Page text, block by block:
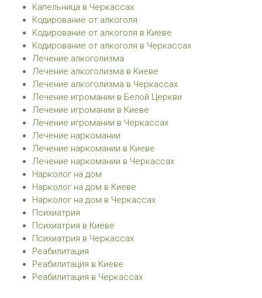
Капельница в Черкассах
Кодирование от алкоголя
Кодирование от алкоголя в Киеве
Кодирование от алкоголя в Черкассах
Лечение алкоголизма
Лечение алкоголизма в Киеве
Лечение алкоголизма в Черкассах
Лечение игромании в Белой Церкви
Лечение игромании в Киеве
Лечение игромании в Черкассах
Лечение наркомании
Лечение наркомании в Киеве
Лечение наркомании в Черкассах
Нарколог на дом
Нарколог на дом в Киеве
Нарколог на дом в Черкассах
Психиатрия
Психиатрия в Киеве
Психиатрия в Черкассах
Реабилитация
Реабилитация в Киеве
Реабилитация в Черкассах